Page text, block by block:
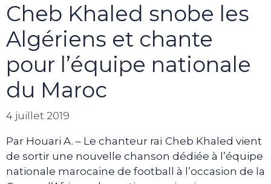
Cheb Khaled snobe les
Algériens et chante
pour l’équipe nationale
du Maroc
4 juillet 2019
Par Houari A. – Le chanteur raï Cheb Khaled vient
de sortir une nouvelle chanson dédiée à l’équipe
nationale marocaine de football à l’occasion de la